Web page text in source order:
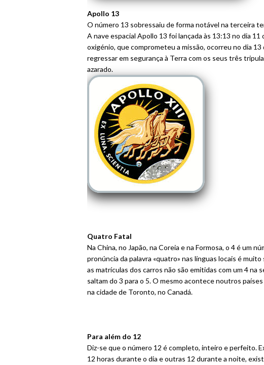
Apollo 13
O número 13 sobressaiu de forma notável na terceira
A nave espacial Apollo 13 foi lançada às 13:13 no dia
oxigénio, que comprometeu a missão, ocorreu no dia
regressar em segurança à Terra com os seus três
azarado.
Quatro Fatal
Na China, no Japão, na Coreia e na Formosa, o 4 é um
pronúncia da palavra «quatro» nas línguas locais é
as matrículas dos carros não são emitidas com um 4 na
saltam do 3 para o 5. O mesmo acontece noutros
na cidade de Toronto, no Canadá.
Para além do 12
Diz-se que o número 12 é completo, inteiro e perfeito.
12 horas durante o dia e outras 12 durante a noite,